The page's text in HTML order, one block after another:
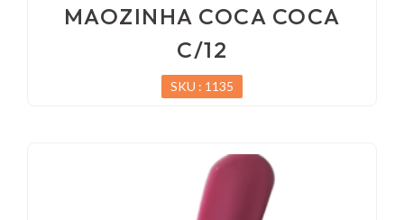
MAOZINHA COCA COCA
C/12
SKU : 1135